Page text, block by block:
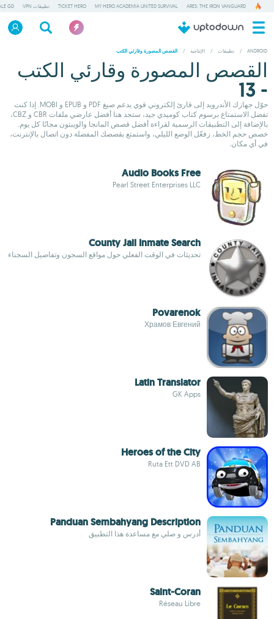
ARES: THE IRON VANGUARD
MY HERO ACADEMIA UNITED SURVIVAL
TICKET HERO تطبيقات VPN GD
ANDROID
/ تطبيقات / الإنتاجية / القصص المصورة وقارئي الكتب
القصص المصورة وقارئي الكتب
- 13
حوّل جهازك الأندرويد إلى قارئ إلكتروني قوي يدعم صيغ PDF و EPUB و MOBI. إذا كنت
تفضل الاستمتاع برسوم كتاب كوميدي جيد، ستجد هنا أفضل عارضي ملفات CBR و CBZ،
بالإضافة إلى التطبيقات الرسمية لقراءة أفضل قصص المانجا والويبتون مجانًا كل يوم.
خصص حجم الخط، زفعّل الوضع الليلي، واستمتع بقصصك المفضلة دون اتصال بالإنترنت،
في أي مكان.
Audio Books Free
Pearl Street Enterprises LLC
County Jail Inmate Search
تحديثات في الوقت الفعلي حول مواقع السجون وتفاصيل السجناء
Povarenok
Храмов Евгений
Latin Translator
GK Apps
Heroes of the City
Ruta Ett DVD AB
Panduan Sembahyang Description
أدرس و صلي مع مساعدة هذا التطبيق
Saint-Coran
Réseau Libre